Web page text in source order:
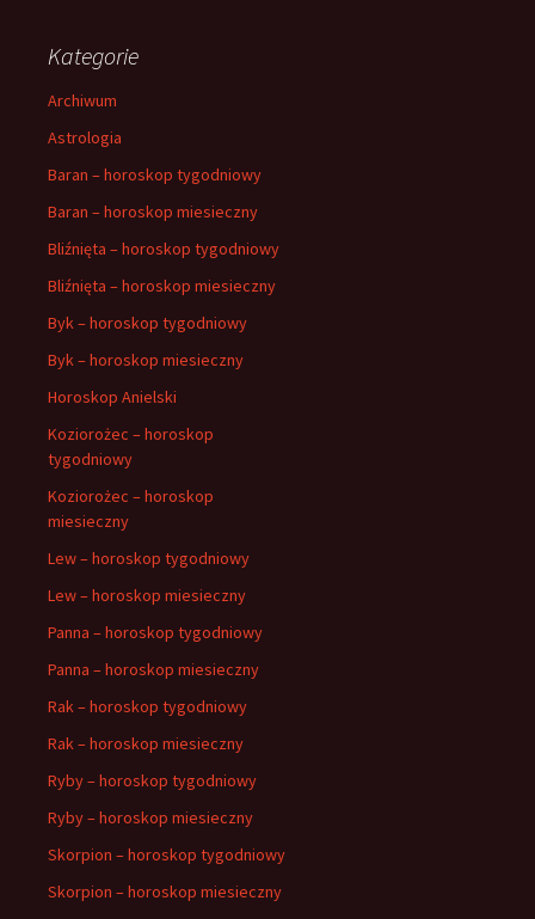
Kategorie
Archiwum
Astrologia
Baran – horoskop tygodniowy
Baran – horoskop miesieczny
Bliźnięta – horoskop tygodniowy
Bliźnięta – horoskop miesieczny
Byk – horoskop tygodniowy
Byk – horoskop miesieczny
Horoskop Anielski
Koziorożec – horoskop
tygodniowy
Koziorożec – horoskop
miesieczny
Lew – horoskop tygodniowy
Lew – horoskop miesieczny
Panna – horoskop tygodniowy
Panna – horoskop miesieczny
Rak – horoskop tygodniowy
Rak – horoskop miesieczny
Ryby – horoskop tygodniowy
Ryby – horoskop miesieczny
Skorpion – horoskop tygodniowy
Skorpion – horoskop miesieczny